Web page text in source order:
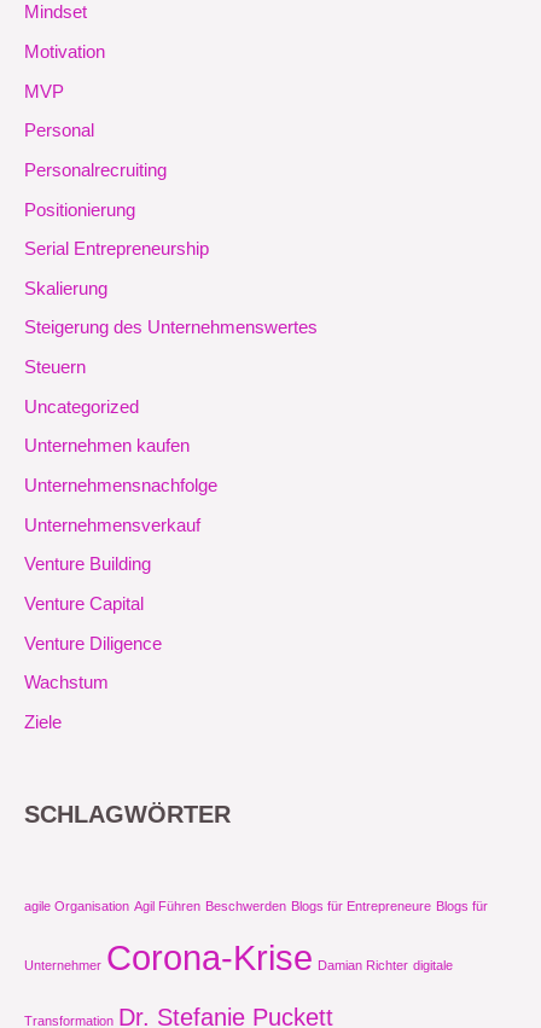
Mindset
Motivation
MVP
Personal
Personalrecruiting
Positionierung
Serial Entrepreneurship
Skalierung
Steigerung des Unternehmenswertes
Steuern
Uncategorized
Unternehmen kaufen
Unternehmensnachfolge
Unternehmensverkauf
Venture Building
Venture Capital
Venture Diligence
Wachstum
Ziele
SCHLAGWÖRTER
agile Organisation Agil Führen Beschwerden Blogs für Entrepreneure Blogs für
Unternehmer Corona-Krise Damian Richter digitale
Transformation Dr. Stefanie Puckett